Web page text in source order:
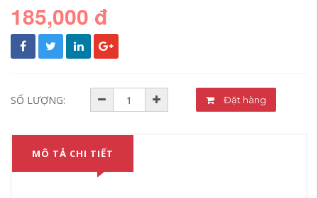
185,000 đ
SỐ LƯỢNG: Đặt hàng
MÔ TẢ CHI TIẾT